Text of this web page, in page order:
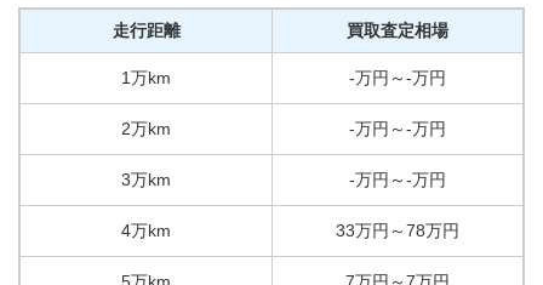
走行距離 買取査定相場
1万km -万円 ～-万円
2万km -万円 ～-万円
3万km -万円 ～-万円
4万km 33万円 ～78万円
5万km 7万円 ～7万円